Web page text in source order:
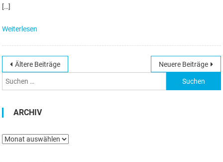
[…]
Weiterlesen
Beitragsnavigation
Ältere Beiträge Neuere Beiträge
ARCHIV
Archiv